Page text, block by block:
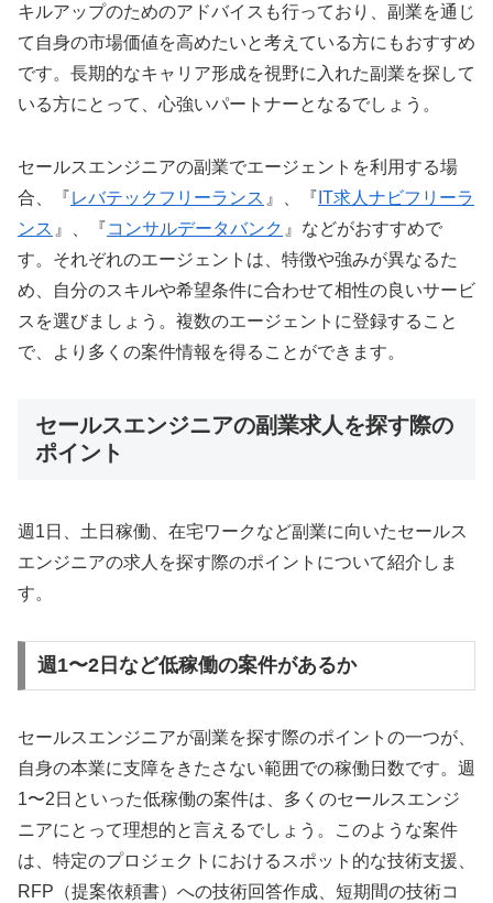
キルアップのためのアドバイスも行っており、副業を通じ
て自身の市場価値を高めたいと考えている方にもおすすめ
です。長期的なキャリア形成を視野に入れた副業を探して
いる方にとって、心強いパートナーとなるでしょう。
セールスエンジニアの副業でエージェントを利用する場
合、『レバテックフリーランス 』、『 IT求人ナビフリーラ
ンス 』、『コンサルデータバンク 』などがおすすめで
す。それぞれのエージェントは、特徴や強みが異なるた
め、自分のスキルや希望条件に合わせて相性の良いサービ
スを選びましょう。複数のエージェントに登録すること
で、より多くの案件情報を得ることができます。
セールスエンジニアの副業求人を探す際の
ポイント
週1日、土日稼働、在宅ワークなど副業に向いたセールス
エンジニアの求人を探す際のポイントについて紹介しま
す。
週1〜2日など低稼働の案件があるか
セールスエンジニアが副業を探す際のポイントの一つが、
自身の本業に支障をきたさない範囲での稼働日数です。週
1〜2日といった低稼働の案件は、多くのセールスエンジ
ニアにとって理想的と言えるでしょう。このような案件
は、特定のプロジェクトにおけるスポット的な技術支援、
RFP（提案依頼書）への技術回答作成、短期間の技術コ